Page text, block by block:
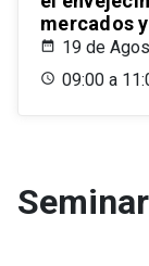
mercados
19 de
09:00 a